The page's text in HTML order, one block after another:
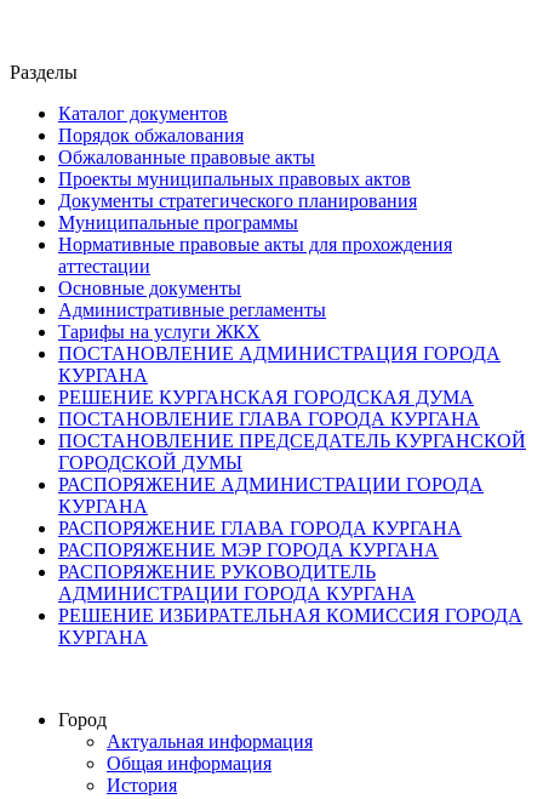
Разделы
Каталог документов
Порядок обжалования
Обжалованные правовые акты
Проекты муниципальных правовых актов
Документы стратегического планирования
Муниципальные программы
Нормативные правовые акты для прохождения
аттестации
Основные документы
Административные регламенты
Тарифы на услуги ЖКХ
ПОСТАНОВЛЕНИЕ АДМИНИСТРАЦИЯ ГОРОДА
КУРГАНА
РЕШЕНИЕ КУРГАНСКАЯ ГОРОДСКАЯ ДУМА
ПОСТАНОВЛЕНИЕ ГЛАВА ГОРОДА КУРГАНА
ПОСТАНОВЛЕНИЕ ПРЕДСЕДАТЕЛЬ КУРГАНСКОЙ
ГОРОДСКОЙ ДУМЫ
РАСПОРЯЖЕНИЕ АДМИНИСТРАЦИИ ГОРОДА
КУРГАНА
РАСПОРЯЖЕНИЕ ГЛАВА ГОРОДА КУРГАНА
РАСПОРЯЖЕНИЕ МЭР ГОРОДА КУРГАНА
РАСПОРЯЖЕНИЕ РУКОВОДИТЕЛЬ
АДМИНИСТРАЦИИ ГОРОДА КУРГАНА
РЕШЕНИЕ ИЗБИРАТЕЛЬНАЯ КОМИССИЯ ГОРОДА
КУРГАНА
Город
Актуальная информация
Общая информация
История